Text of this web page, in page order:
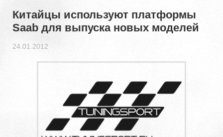
Китайцы используют платформы
Saab для выпуска новых моделей
24.01.2012